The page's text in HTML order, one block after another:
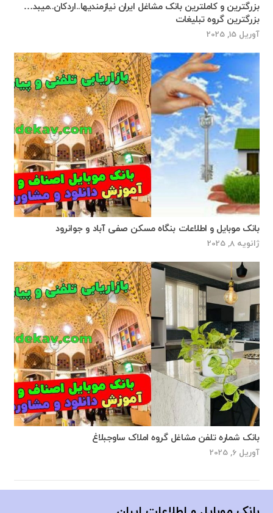
بزرگترین و کاملترین بانک مشاغل ایران نیازمندیها..اردکان..میبد…
بزرگترین گروه تبلیغات
آوریل 15, 2025
بانک موبایل و اطلاعات بنگاه مسکن صفی آباد و جوانرود
ژانویه 8, 2025
بانک شماره تلفن مشاغل گروه املاک ساوجبلاغ
آوریل 6, 2025